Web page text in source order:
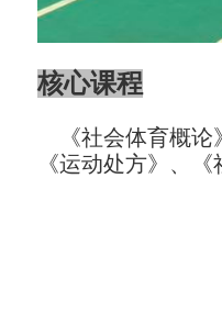
核心课程
《社会体育概论
《运动处方》 、 《